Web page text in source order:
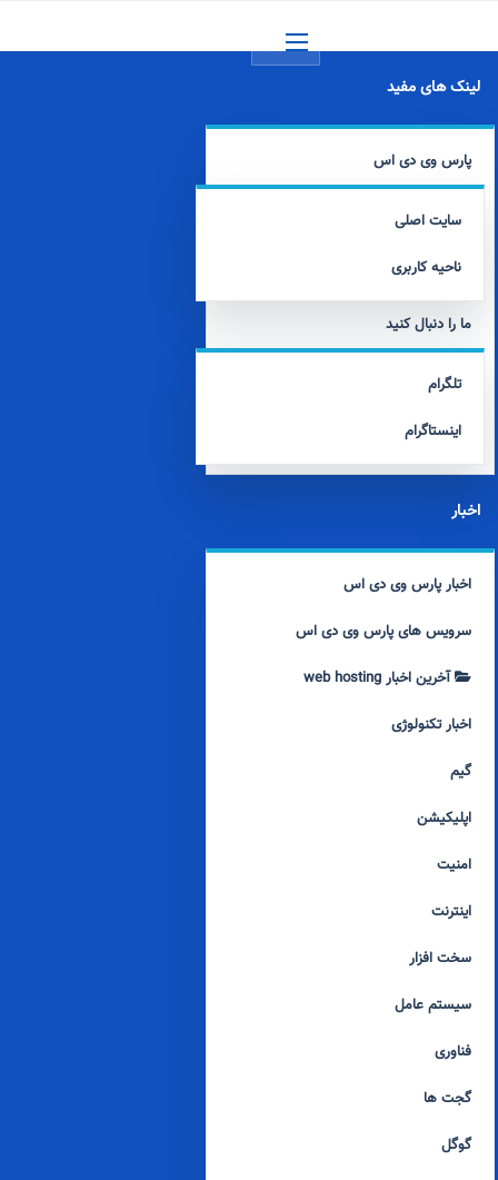
لینک های مفید
پارس وی دی اس
سایت اصلی
ناحیه کاربری
ما را دنبال کنید
تلگرام
اینستاگرام
اخبار
اخبار پارس وی دی اس
سرویس های پارس وی دی اس
آخرین اخبار web hosting
اخبار تکنولوژی
گیم
اپلیکیشن
امنیت
اینترنت
سخت افزار
سیستم عامل
فناوری
گجت ها
گوگل